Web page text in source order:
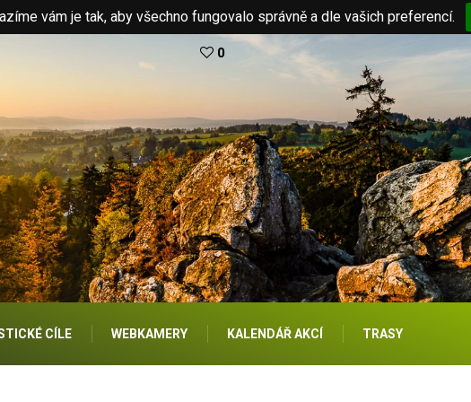
vám je tak, aby všechno fungovalo správně a dle vašich preferencí.
0
CÍLE WEBKAMERY KALENDÁŘ AKCÍ TRASY